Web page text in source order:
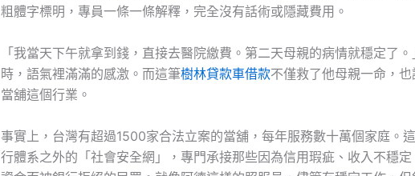
粗體字標明，專員一條一條解釋，完全沒有話術或隱藏費用。
「我當天下午就拿到錢，直接去醫院繳費。第二天母親的病情就穩定了
時，語氣裡滿滿的感激。而這筆樹林貸款車借款不僅救了他母親一命，
當舖這個行業。
事實上，台灣有超過1500家合法立案的當舖，每年服務數十萬個家庭。
行體系之外的「社會安全網」，專門承接那些因為信用瑕疵、收入不穩